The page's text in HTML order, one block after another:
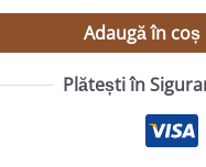
Adaugă în coș
Plătești în